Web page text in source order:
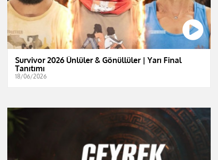
Survivor 2026 Ünlüler & Gönüllüler | Yarı Final
Tanıtımı
18/06/2026